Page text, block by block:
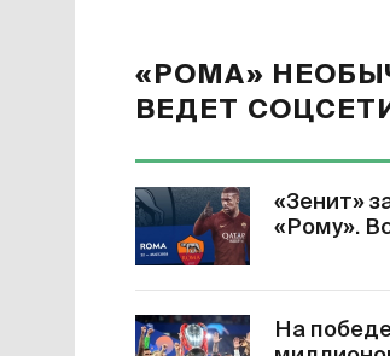
«РОМА»
ВЕДЕТ
«Зенит»
«Рому».
На